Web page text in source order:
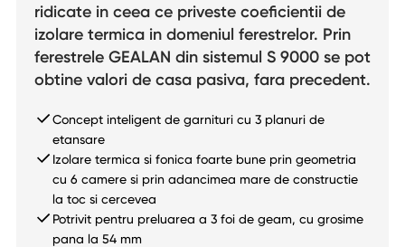
ridicate in ceea ce priveste coeficientii de
izolare termica in domeniul ferestrelor. Prin
ferestrele GEALAN din sistemul S 9000 se pot
obtine valori de casa pasiva, fara precedent.
Concept inteligent de garnituri cu 3 planuri de
etansare
Izolare termica si fonica foarte bune prin geometria
cu 6 camere si prin adancimea mare de constructie
la toc si cercevea
Potrivit pentru preluarea a 3 foi de geam, cu grosime
pana la 54 mm